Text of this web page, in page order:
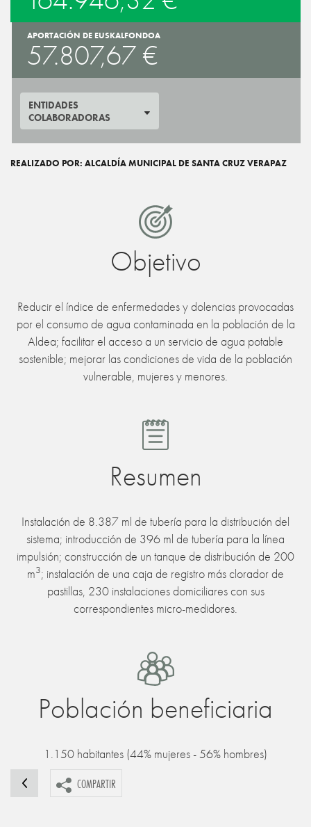
APORTACIÓN DE EUSKALFONDOA
57.807,67 €
ENTIDADES
COLABORADORAS
REALIZADO POR: ALCALDÍA MUNICIPAL DE SANTA CRUZ VERAPAZ
Objetivo
Reducir el índice de enfermedades y dolencias provocadas
por el consumo de agua contaminada en la población de la
Aldea; facilitar el acceso a un servicio de agua potable
sostenible; mejorar las condiciones de vida de la población
vulnerable, mujeres y menores.
Resumen
Instalación de 8.387 ml de tubería para la distribución del
sistema; introducción de 396 ml de tubería para la línea
impulsión; construcción de un tanque de distribución de 200
m3; instalación de una caja de registro más clorador de
pastillas, 230 instalaciones domiciliares con sus
correspondientes micro-medidores.
Población beneficiaria
1.150 habitantes (44% mujeres - 56% hombres)
COMPARTIR